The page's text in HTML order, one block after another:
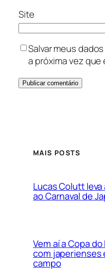
Site
Salvar meus
a próxima vez que
MAIS POSTS
Lucas Colutt leva
ao Carnaval de
Vem aí a Copa do
com japerienses
campo